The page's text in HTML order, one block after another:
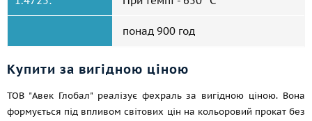
понад 900 год
Купити за вигідною ціною
ТОВ "Авек Глобал" реалізує фехраль за вигідною ціною. Вона
формується під впливом світових цін на кольоровий прокат без